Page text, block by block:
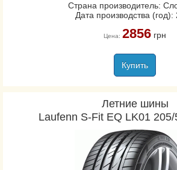
Страна производитель:
Дата производства (год):
Цена: 2856грн
Купить
Летние шины
Laufenn S-Fit EQ LK01